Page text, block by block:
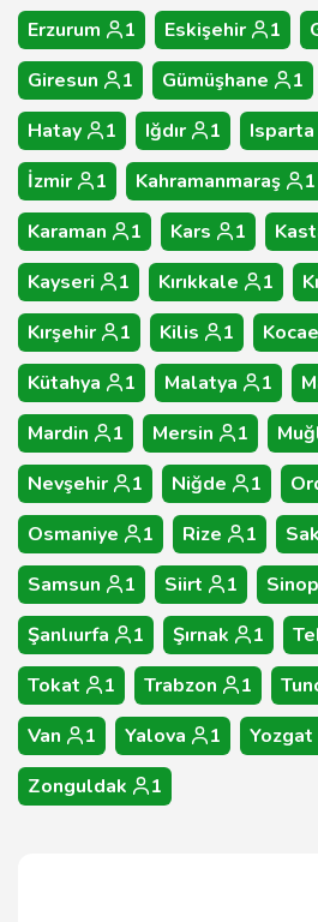
Erzurum
1 Eskişehir 1
Giresun
1 Gümüşhane 1
Hatay
1 Iğdır 1 Isparta
İzmir
1 Kahramanmaraş 1
Karaman
1 Kars 1
Kayseri
1 Kırıkkale 1
Kırşehir
1 Kilis 1
Kütahya
1 Malatya 1
Mardin
1 Mersin 1
Nevşehir
1 Niğde 1
Osmaniye
1 Rize 1
Samsun
1 Siirt 1 Sinop
Şanlıurfa
1 Şırnak 1
Tokat
1 Trabzon 1
Van
1 Yalova 1 Yozgat
Zonguldak
1